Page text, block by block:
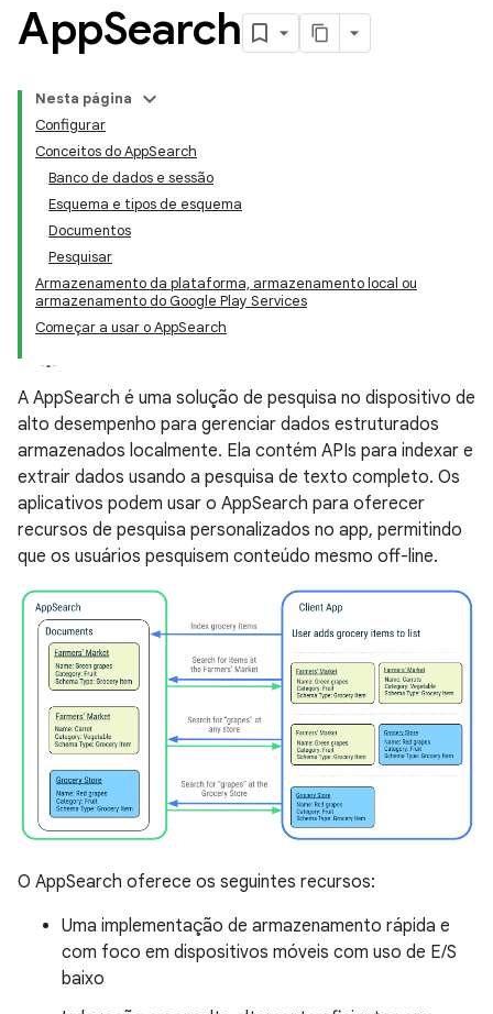
AppSearch
Nesta página
Configurar
Conceitos do AppSearch
Banco de dados e sessão
Esquema e tipos de esquema
Documentos
Pesquisar
Armazenamento da plataforma, armazenamento local ou
armazenamento do Google Play Services
Começar a usar o AppSearch
A AppSearch é uma solução de pesquisa no dispositivo de
alto desempenho para gerenciar dados estruturados
armazenados localmente. Ela contém APIs para indexar e
extrair dados usando a pesquisa de texto completo. Os
aplicativos podem usar o AppSearch para oferecer
recursos de pesquisa personalizados no app, permitindo
que os usuários pesquisem conteúdo mesmo off-line.
O AppSearch oferece os seguintes recursos:
Uma implementação de armazenamento rápida e
com foco em dispositivos móveis com uso de E/S
baixo